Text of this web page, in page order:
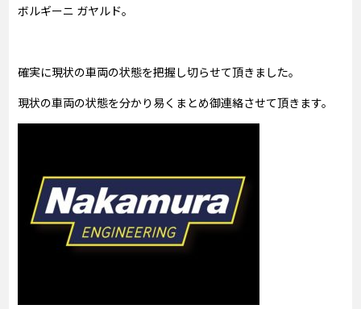
ボルギーニ ガヤルド。
確実に現状の車両の状態を把握し切らせて頂きました。
現状の車両の状態を分かり易くまとめ御連絡させて頂きます。